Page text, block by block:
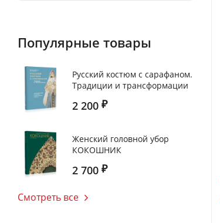
Популярные товары
Русский костюм с сарафаном.
Традиции и трансформации
2 200 ₽
Женский головной убор
КОКОШНИК
2 700 ₽
Смотреть все